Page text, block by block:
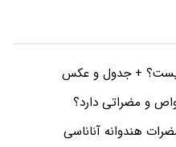
+ جدول و عکس
و مضراتی دارد؟
هندوانه آناناسی